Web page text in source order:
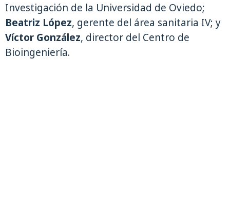
Investigación de la Universidad de Oviedo;
Beatriz López, gerente del área sanitaria IV; y
Víctor González, director del Centro de
Bioingeniería.